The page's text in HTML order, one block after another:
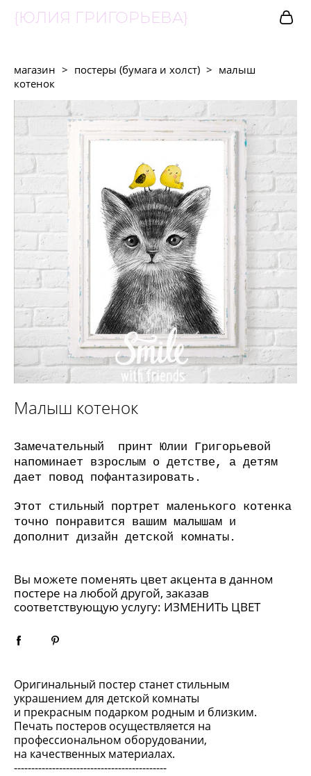
{ЮЛИЯ ГРИГОРЬЕВА}
магазин > постеры (бумага и холст) > малыш
котенок
Малыш котенок
Замечательный принт Юлии Григорьевой
напоминает взрослым о детстве, а детям
дает повод пофантазировать.
Этот стильный портрет маленького котенка
точно понравится вашим малышам и
дополнит дизайн детской комнаты.
Вы можете поменять цвет акцента в данном
постере на любой другой, заказав
соответствующую услугу: ИЗМЕНИТЬ ЦВЕТ
Оригинальный постер станет стильным
украшением для детской комнаты
и прекрасным подарком родным и близким.
Печать постеров осуществляется на
профессиональном оборудовании,
на качественных материалах.
--------------------------------------------